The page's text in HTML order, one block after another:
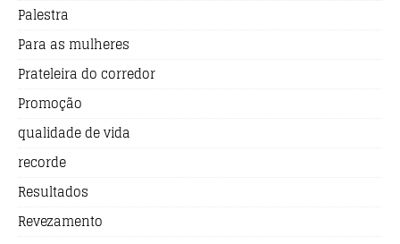
Palestra
Para as mulheres
Prateleira do corredor
Promoção
qualidade de vida
recorde
Resultados
Revezamento